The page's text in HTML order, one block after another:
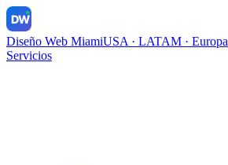
DW
Diseño Web MiamiUSA · LATAM · Europa
Servicios